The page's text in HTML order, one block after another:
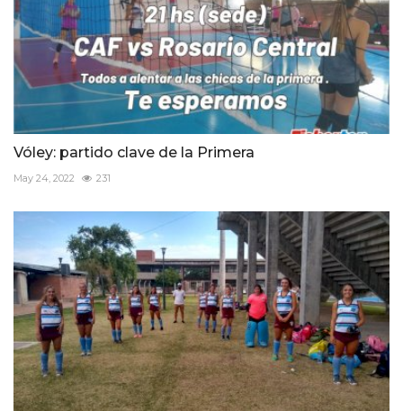
Vóley: partido clave de la Primera
May 24, 2022 231